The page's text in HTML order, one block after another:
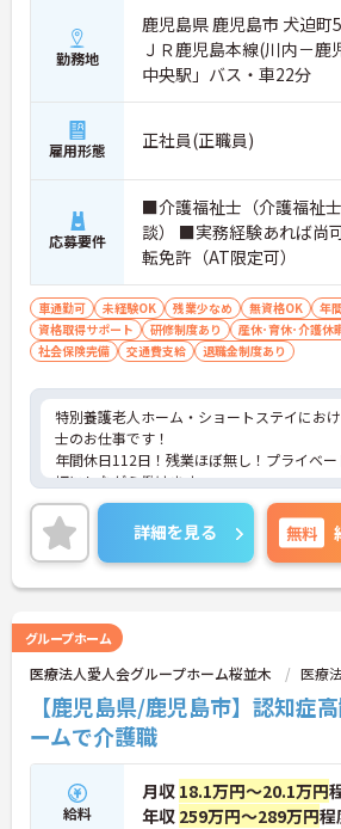
勤務地
鹿児島県 鹿児島市 犬迫町
ＪＲ鹿児島本線(川内－鹿
中央駅」バス・車22分
雇用形態 正社員(正職員)
応募要件
■介護福祉士（介護福祉
談） ■実務経験あれば尚
転免許（AT限定可）
車通勤可 未経験OK 残業少なめ 無資格OK
年
資格取得サポート
研修制度あり
産休･育休･介護休
社会保険完備
交通費支給 退職金制度あり
特別養護老人ホーム・ショートステイにお
士のお仕事です！
年間休日112日！残業ほぼ無し！プライベー
切にしながら働けます。
ご興味ある方には、面接のポイントなど、
細をお話致しますのでお気軽にご相談くださ
詳細を見る 無料
グループホーム
医療法人愛人会グループホーム桜並木 医療
【鹿児島県/鹿児島市】認知症
ームで介護職
給料
月収 18.1万円～20.1万円
年収 259万円～289万円程